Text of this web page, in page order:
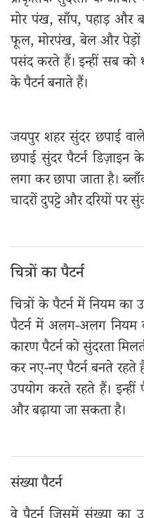
मोर पंख, साँप, पहाड़ और
फूल, मोरपंख, बेल और पेड़ों
पसंद करते हैं। इन्हीं सब को
के पैटर्न बनाते हैं।
जयपुर शहर सुंदर छपाई
छपाई सुंदर पैटर्न डिज़ाइन
लगा कर छापा जाता है।
चादरों दुपट्टे और दरियों पर
चित्रों का पैटर्न
चित्रों के पैटर्न में नियम
पैटर्न में अलग-अलग नियम
कारण पैटर्न को सुंदरता
कर नए-नए पैटर्न बनते रहते
उपयोग करते रहते हैं।
और बढ़ाया जा सकता है।
संख्या पैटर्न